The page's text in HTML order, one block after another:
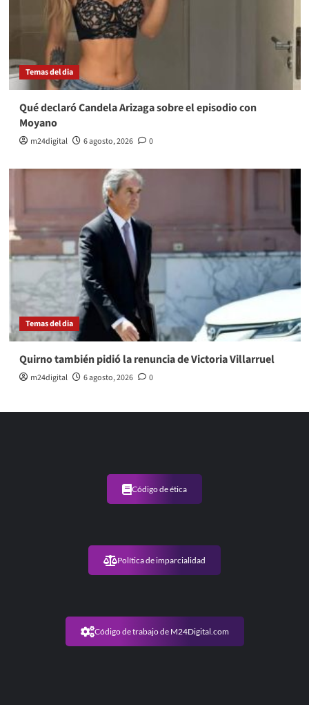
Temas del dia
Qué declaró Candela Arizaga sobre el episodio con
Moyano
m24digital 6 agosto, 2026 0
Temas del dia
Quirno también pidió la renuncia de Victoria Villarruel
m24digital 6 agosto, 2026 0
Código de ética
Política de imparcialidad
Código de trabajo de M24Digital.com